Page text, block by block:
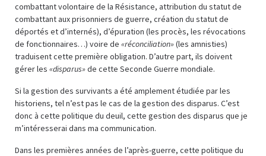
combattant volontaire de la Résistance, attribution du statut de
combattant aux prisonniers de guerre, création du statut de
déportés et d’internés), d’épuration (les procès, les révocations
de fonctionnaires…) voire de «réconciliation»(les amnisties)
traduisent cette première obligation. D’autre part, ils doivent
gérer les «disparus»de cette Seconde Guerre mondiale.
Si la gestion des survivants a été amplement étudiée par les
historiens, tel n’est pas le cas de la gestion des disparus. C’est
donc à cette politique du deuil, cette gestion des disparus que je
m’intéresserai dans ma communication.
Dans les premières années de l’après-guerre, cette politique du